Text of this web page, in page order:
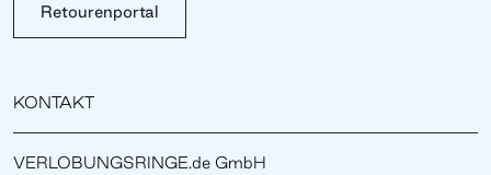
Retourenportal
KONTAKT
VERLOBUNGSRINGE.de GmbH